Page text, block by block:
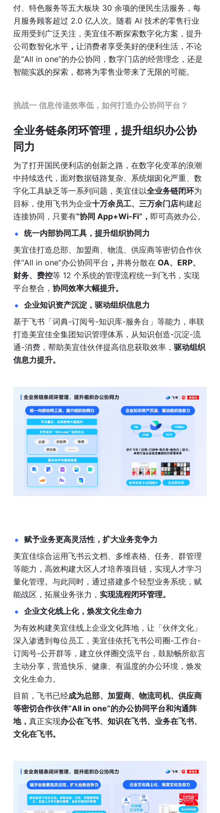
付、特色服务等五大板块 30 余项的便民生活服务，每
月服务顾客超过 2.0 亿人次。随着 AI 技术的零售行业
应用受到广泛关注，美宜佳不断探索数字化方案，提升
公司数智化水平 ， 让消费者享受美好的便利生活，不论
是“All in one”的办公协同，数字门店的经营理念，还是
智能实践的探索，都将为零售业带来了无限的可能。
挑战一 信息传递效率低，如何打造办公协同平台？
全业务链条闭环管理，提升组织办公协
同力
为了打开国民便利店的创新之路，在数字化变革的浪潮
中持续迭代，面对数据链路复杂、系统烟囱化严重、数
字化工具缺乏等一系列问题，美宜佳以全业务链闭环为
目标，使用飞书为企业十万余员工、三万余门店构建起
连接协同，只要有“协同 App+Wi-Fi”， 即可高效办公。
统一内部协同工具，提升组织协同力
美宜佳打造总部、加盟商、物流、供应商等密切合作伙
伴“All in one”办公协同平台 ， 并将分散在 OA、ERP、
财务、费控等 12 个系统的管理流程统一到飞书，实现
平台整合， 协同效率大幅提升。
企业知识资产沉淀，驱动组织信息力
基于飞书「词典-订阅号-知识库-服务台」等能力，串联
打造美宜佳全集团知识管理体系，从知识创造-沉淀-流
通-消费，帮助美宜佳伙伴提高信息获取效率， 驱动组织
信息力提升。
赋予业务更高灵活性，扩大业务竞争力
美宜佳综合运用飞书云文档、多维表格、任务、群管理
等能力，高效构建大区人才培养项目链，实现人才学习
量化管理。与此同时，通过搭建多个轻型业务系统，赋
能战区，拓展业务张力， 实现流程闭环管理。
企业文化线上化，焕发文化生命力
为有效构建美宜佳线上企业文化阵地，让「伙伴文化」
深入渗透到每位员工，美宜佳依托飞书公司圈-工作台-
订阅号-公开群等，建立伙伴圈交流平台，鼓励畅所欲言
主动分享，营造快乐、健康、有温度的办公环境，焕发
文化生命力。
目前，飞书已经成为总部、加盟商、物流司机、供应商
等密切合作伙伴“All in one”的办公协同平台和沟通阵
地， 真正实现办公在飞书、知识在飞书、业务在飞书、
文化在飞书。